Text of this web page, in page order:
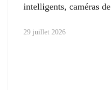
intelligents, caméras de
29 juillet 2026